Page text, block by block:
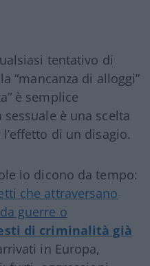
tentativo di
“mancanza di alloggi”
è semplice
è una scelta
di un disagio.
lo dicono da tempo:
che attraversano
guerre o
di criminalità già
in Europa,